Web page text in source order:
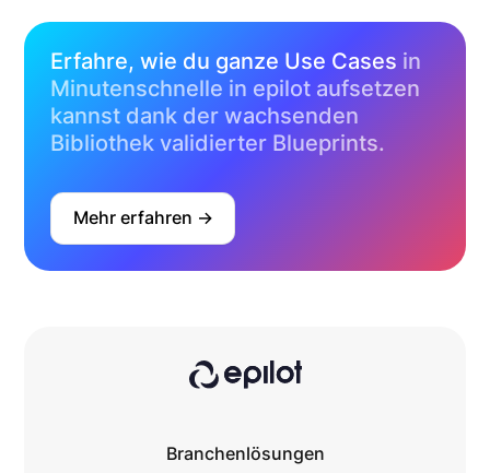
Erfahre, wie du ganze Use Cases in
Minutenschnelle in epilot aufsetzen
kannst dank der wachsenden
Bibliothek validierter Blueprints.
Mehr erfahren ->
Branchenlösungen